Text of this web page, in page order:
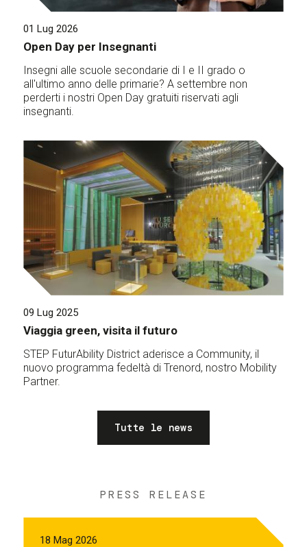
01 Lug 2026
Open Day per Insegnanti
Insegni alle scuole secondarie di I e II grado o
all'ultimo anno delle primarie? A settembre non
perderti i nostri Open Day gratuiti riservati agli
insegnanti.
09 Lug 2025
Viaggia green, visita il futuro
STEP FuturAbility District aderisce a Community, il
nuovo programma fedeltà di Trenord, nostro Mobility
Partner.
Tutte le news
PRESS RELEASE
18 Mag 2026